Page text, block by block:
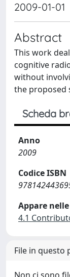
2009-01-01
Abstract
This work
cognitive
without
the proposed
Scheda
Anno
2009
Codice ISBN
Appare
4.1
File in questo